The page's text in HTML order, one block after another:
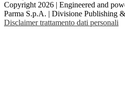
Copyright 2026 | Engineered and
Parma S.p.A. | Divisione Publishing
Disclaimer trattamento dati personali